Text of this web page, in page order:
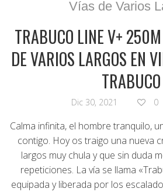
Vías de Varios
TRABUCO LINE V+
DE VARIOS LARGOS EN
TRABUCO
Dic 30, 2021 0
Calma infinita, el hombre tranquilo,
contigo. Hoy os traigo una nueva
largos muy chula y que sin duda
repeticiones. La vía se llama
equipada y liberada por los